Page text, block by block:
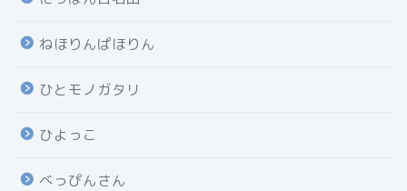
ねほりんぱほりん
ひとモノガタリ
ひよっこ
べっぴんさん